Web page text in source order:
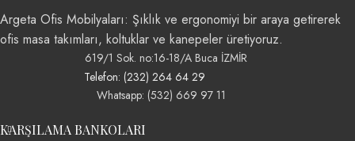
Argeta Ofis Mobilyaları: Şıklık ve ergonomiyi bir araya getirerek
ofis masa takımları, koltuklar ve kanepeler üretiyoruz.
619/1 Sok. no:16-18/A Buca İZMİR
Telefon: (232) 264 64 29
Whatsapp: (532) 669 97 11
KARŞILAMA BANKOLARI